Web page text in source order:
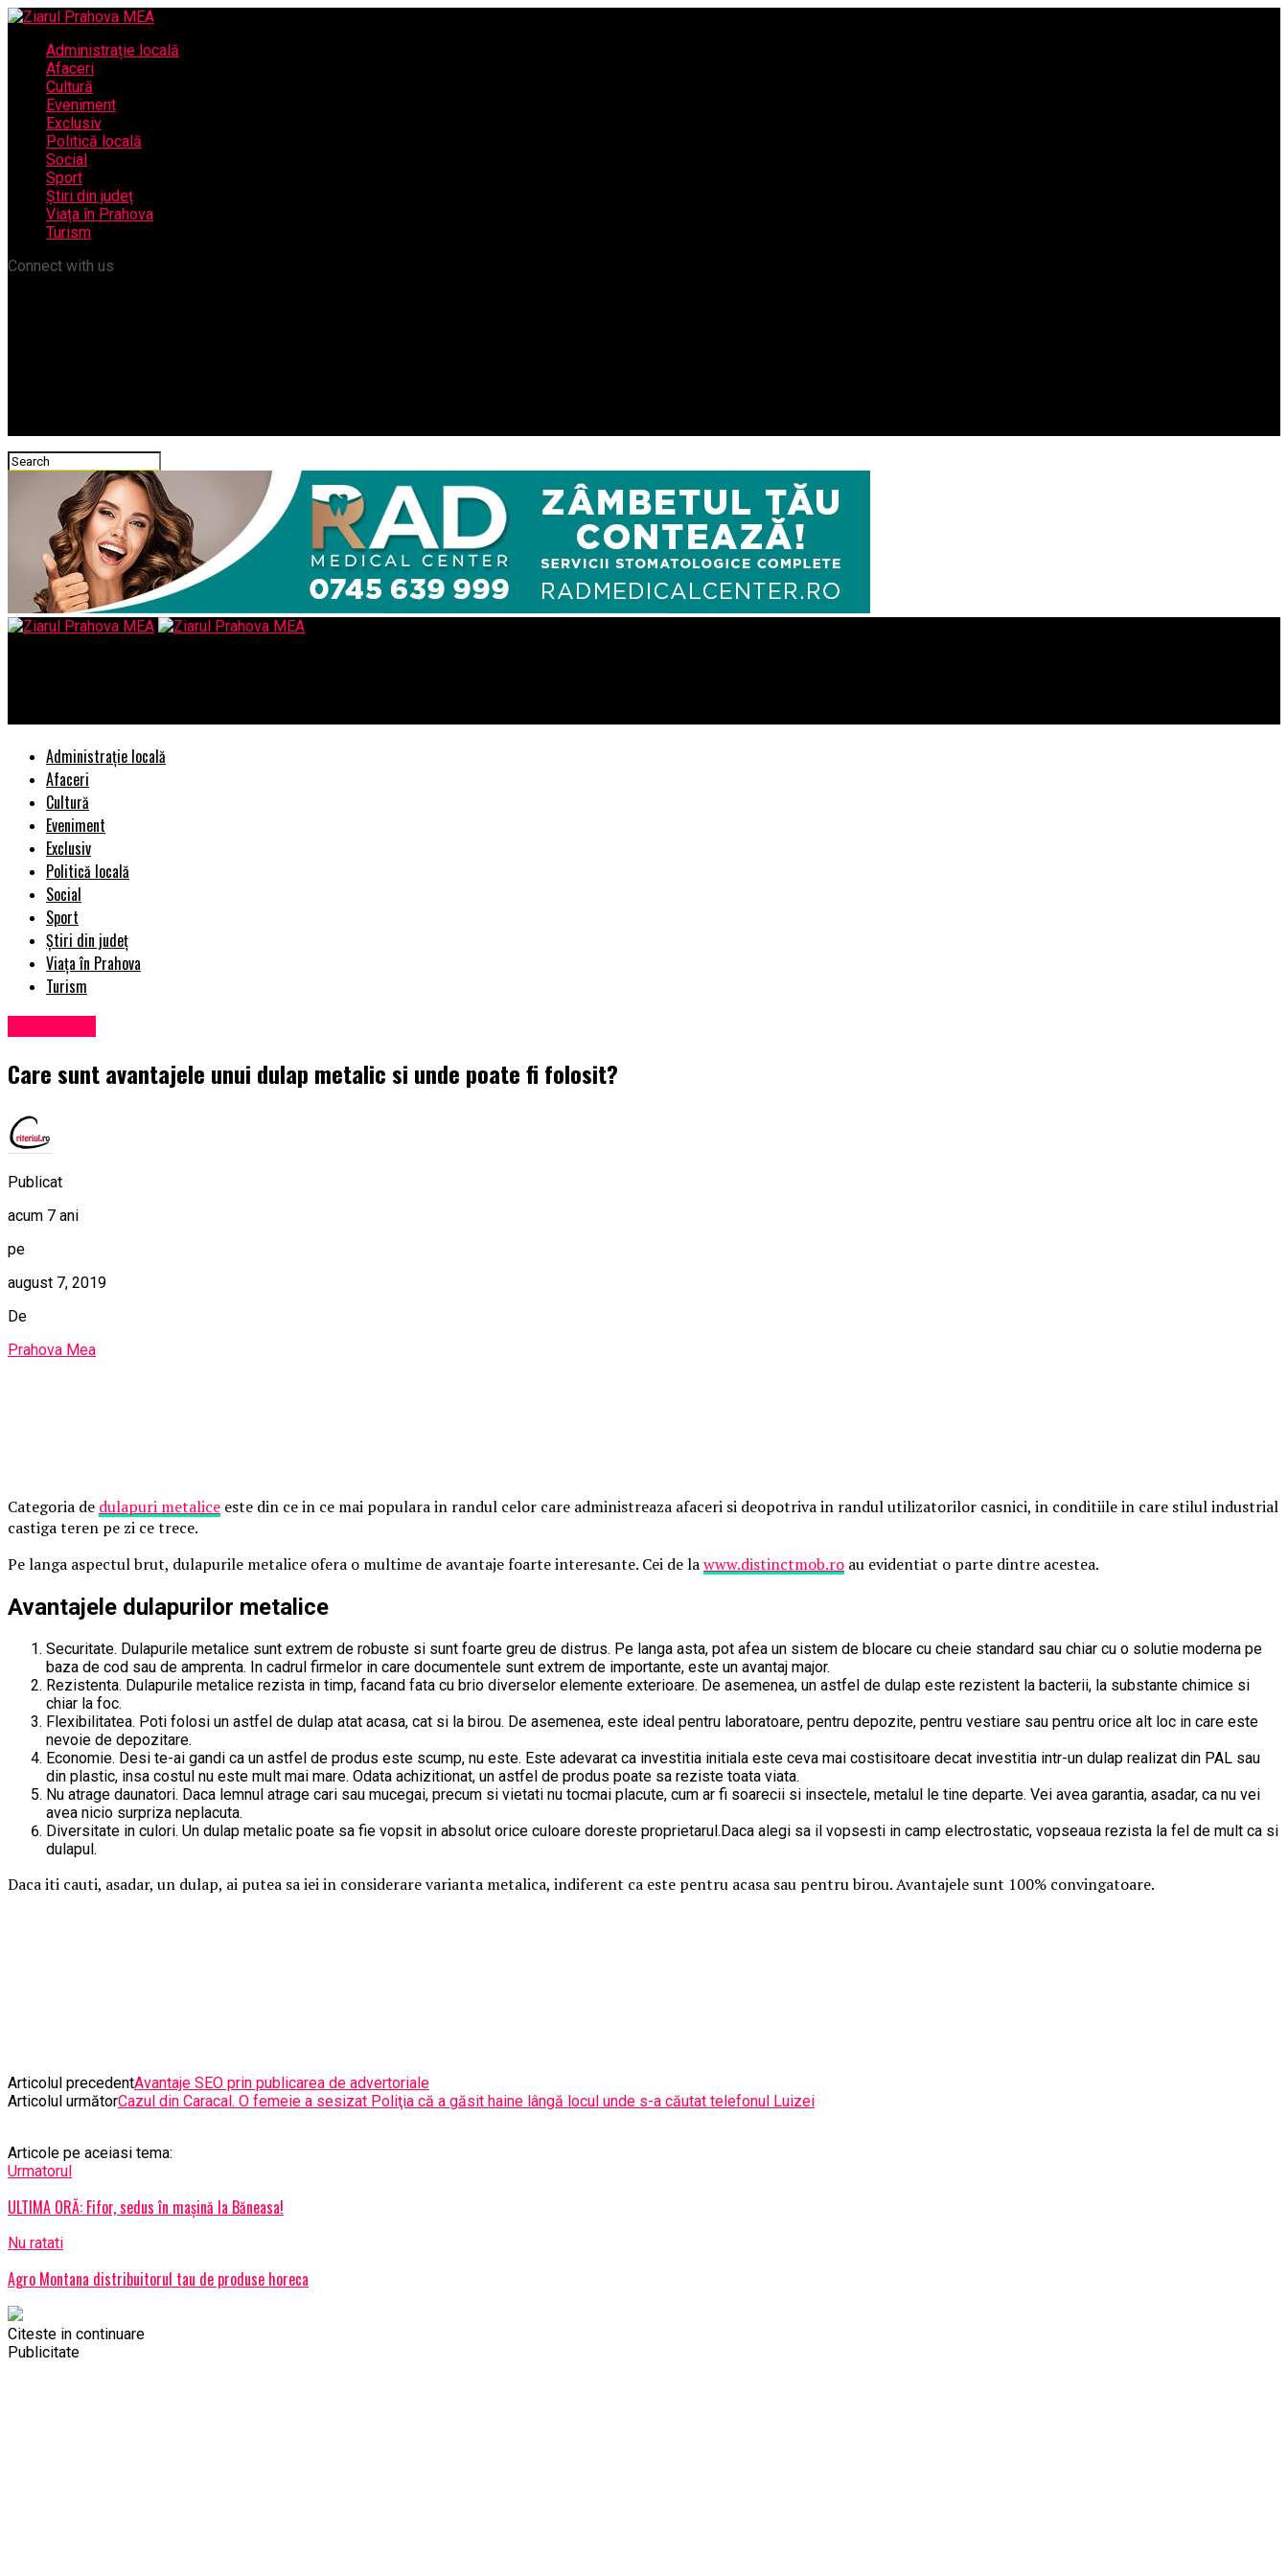
Administrație locală
Afaceri
Cultură
Eveniment
Exclusiv
Politică locală
Social
Sport
Știri din județ
Viața în Prahova
Turism
Connect with us
Administrație locală
Afaceri
Cultură
Eveniment
Exclusiv
Politică locală
Social
Sport
Știri din județ
Viața în Prahova
Turism
Care sunt avantajele unui dulap metalic si unde poate fi folosit?
Publicat
acum 7 ani
pe
august 7, 2019
De
Prahova Mea
Categoria de dulapuri metalice este din ce in ce mai populara in randul celor care administreaza afaceri si deopotriva in randul utilizatorilor casnici, in conditiile in care stilul industrial
castiga teren pe zi ce trece.
Pe langa aspectul brut, dulapurile metalice ofera o multime de avantaje foarte interesante. Cei de lawww.distinctmob.ro au evidentiat o parte dintre acestea.
Avantajele dulapurilor metalice
Securitate. Dulapurile metalice sunt extrem de robuste si sunt foarte greu de distrus. Pe langa asta, pot afea un sistem de blocare cu cheie standard sau chiar cu o solutie moderna pe
baza de cod sau de amprenta. In cadrul firmelor in care documentele sunt extrem de importante, este un avantaj major.
Rezistenta. Dulapurile metalice rezista in timp, facand fata cu brio diverselor elemente exterioare. De asemenea, un astfel de dulap este rezistent la bacterii, la substante chimice si
chiar la foc.
Flexibilitatea. Poti folosi un astfel de dulap atat acasa, cat si la birou. De asemenea, este ideal pentru laboratoare, pentru depozite, pentru vestiare sau pentru orice alt loc in care este
nevoie de depozitare.
Economie. Desi te-ai gandi ca un astfel de produs este scump, nu este. Este adevarat ca investitia initiala este ceva mai costisitoare decat investitia intr-un dulap realizat din PAL sau
din plastic, insa costul nu este mult mai mare. Odata achizitionat, un astfel de produs poate sa reziste toata viata.
Nu atrage daunatori. Daca lemnul atrage cari sau mucegai, precum si vietati nu tocmai placute, cum ar fi soarecii si insectele, metalul le tine departe. Vei avea garantia, asadar, ca nu vei
avea nicio surpriza neplacuta.
Diversitate in culori. Un dulap metalic poate sa fie vopsit in absolut orice culoare doreste proprietarul.Daca alegi sa il vopsesti in camp electrostatic, vopseaua rezista la fel de mult ca si
dulapul.
Daca iti cauti, asadar, un dulap, ai putea sa iei in considerare varianta metalica, indiferent ca este pentru acasa sau pentru birou. Avantajele sunt 100% convingatoare.
Articolul precedentAvantaje SEO prin publicarea de advertoriale
Articolul următorCazul din Caracal. O femeie a sesizat Poliţia că a găsit haine lângă locul unde s-a căutat telefonul Luizei
Articole pe aceiasi tema:
Urmatorul
ULTIMA ORĂ: Fifor, sedus în mașină la Băneasa!
Nu ratati
Agro Montana distribuitorul tau de produse horeca
Citeste in continuare
Publicitate